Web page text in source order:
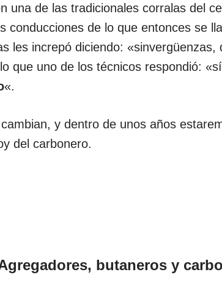
una de las tradicionales corralas del
conducciones de lo que entonces se
les increpó diciendo:
que uno de los técnicos respondió:
«.
y dentro de unos años
del carbonero.
butaneros y